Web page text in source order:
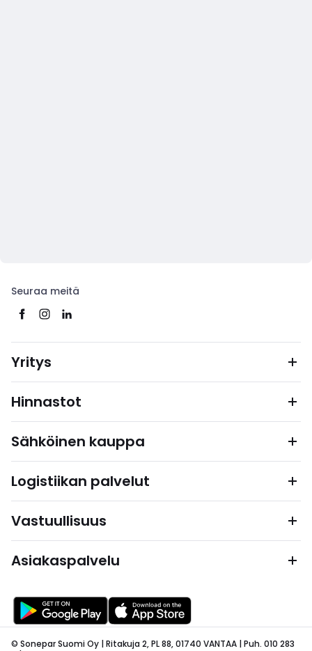
Seuraa meitä
Yritys
Hinnastot
Sähköinen kauppa
Logistiikan palvelut
Vastuullisuus
Asiakaspalvelu
© Sonepar Suomi Oy | Ritakuja 2, PL 88, 01740 VANTAA | Puh. 010 283